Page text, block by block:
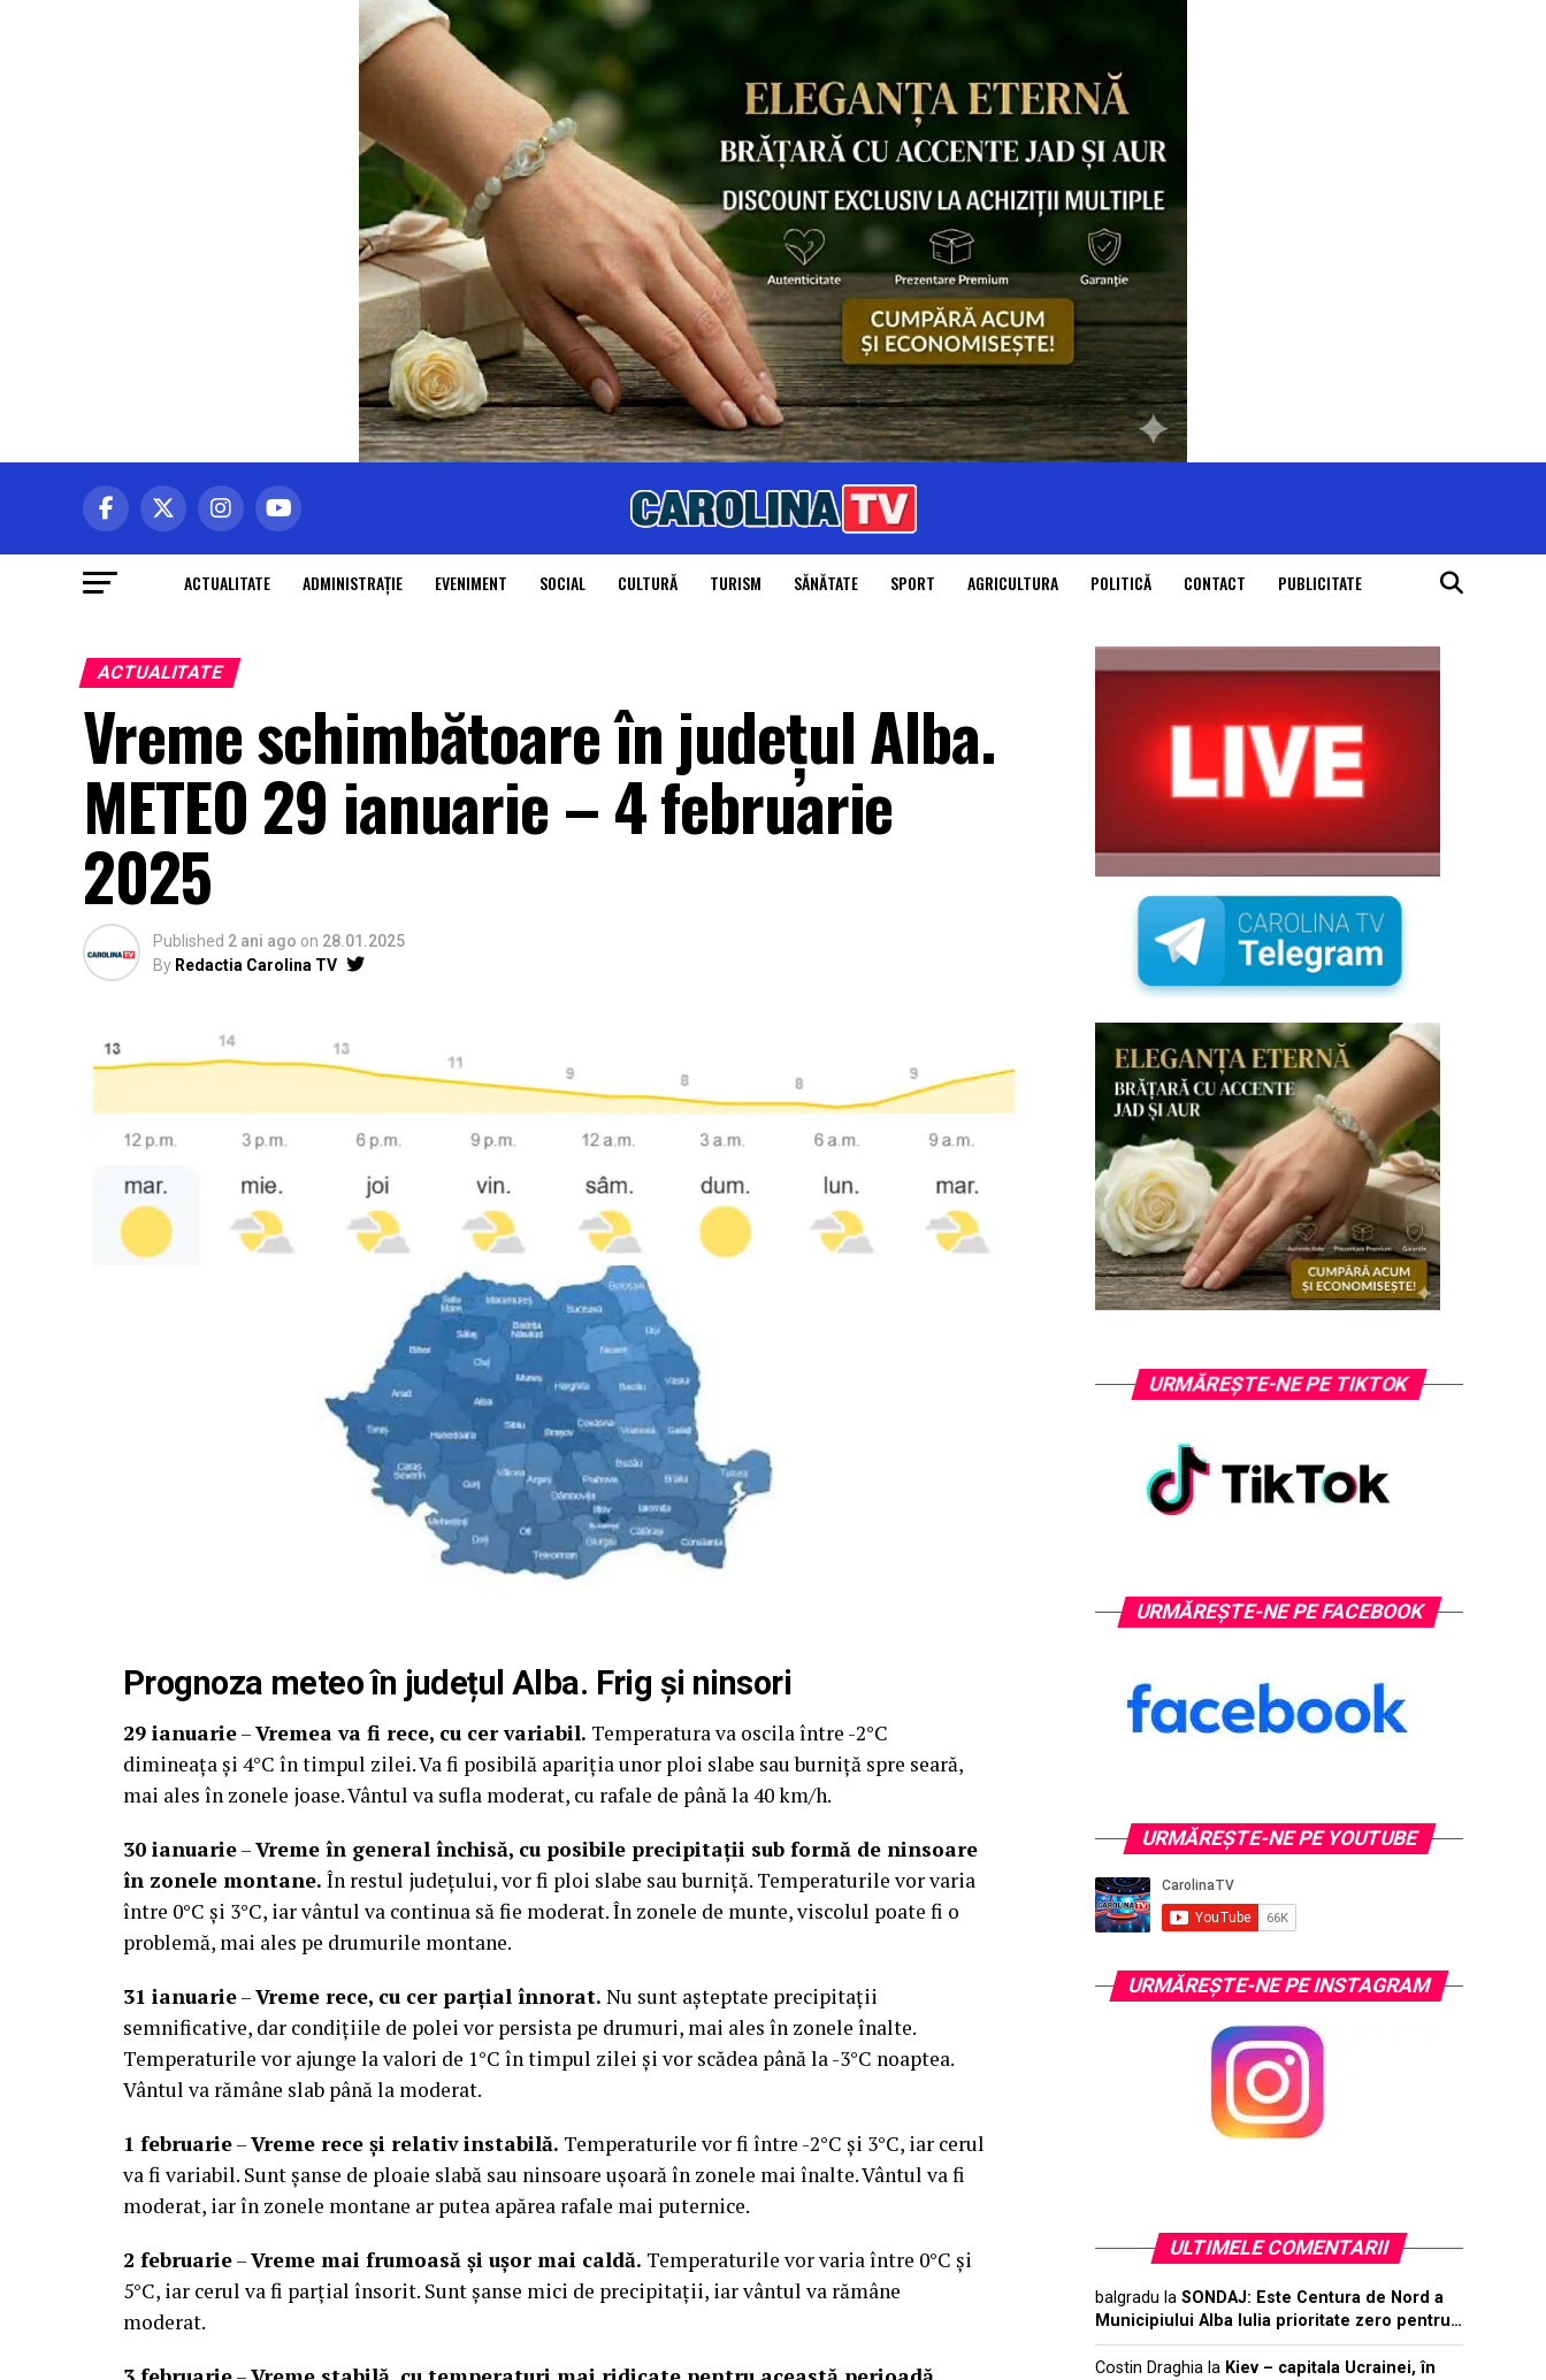
ACTUALITATE ADMINISTRAŢIE EVENIMENT SOCIAL CULTURĂ TURISM SĂNĂTATE SPORT AGRICULTURA POLITICĂ CONTACT PUBLICITATE
ACTUALITATE
Vreme schimbătoare în județul Alba.
METEO 29 ianuarie – 4 februarie
2025
Published 2 ani ago on 28.01.2025
By Redactia Carolina TV
Prognoza meteo în județul Alba. Frig și ninsori
29 ianuarie–Vremea va fi rece, cu cer variabil. Temperatura va oscila între -2°C
dimineața și 4°C în timpul zilei. Va fi posibilă apariția unor ploi slabe sau burniță spre seară,
mai ales în zonele joase. Vântul va sufla moderat, cu rafale de până la 40 km/h.
30 ianuarie–Vreme în general închisă, cu posibile precipitații sub formă de ninsoare
în zonele montane. În restul județului, vor fi ploi slabe sau burniță. Temperaturile vor varia
între 0°C și 3°C, iar vântul va continua să fie moderat. În zonele de munte, viscolul poate fi o
problemă, mai ales pe drumurile montane.
31 ianuarie–Vreme rece, cu cer parțial înnorat. Nu sunt așteptate precipitații
semnificative, dar condițiile de polei vor persista pe drumuri, mai ales în zonele înalte.
Temperaturile vor ajunge la valori de 1°C în timpul zilei și vor scădea până la -3°C noaptea.
Vântul va rămâne slab până la moderat.
1 februarie–Vreme rece și relativ instabilă. Temperaturile vor fi între -2°C și 3°C, iar cerul
va fi variabil. Sunt șanse de ploaie slabă sau ninsoare ușoară în zonele mai înalte. Vântul va fi
moderat, iar în zonele montane ar putea apărea rafale mai puternice.
2 februarie–Vreme mai frumoasă și ușor mai caldă. Temperaturile vor varia între 0°C și
5°C, iar cerul va fi parțial însorit. Sunt șanse mici de precipitații, iar vântul va rămâne
moderat.
URMĂREȘTE-NE PE TIKTOK
URMĂREȘTE-NE PE FACEBOOK
URMĂREŞTE-NE PE YOUTUBE
URMĂREŞTE-NE PE INSTAGRAM
ULTIMELE COMENTARII
balgradu la SONDAJ: Este Centura de Nord a
Municipiului Alba Iulia prioritate zero pentru…
Costin Draghia la Kiev – capitala Ucrainei, în